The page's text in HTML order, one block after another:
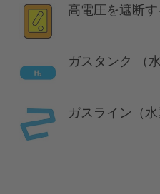
高電圧を遮断
ガスタンク （水
ガスライン（水